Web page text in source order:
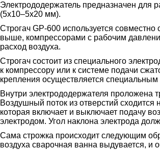
Электрододержатель предназначен для
(5х10–5х20 мм).
Строгач GP-600 используется
выше, компрессорами с рабочим
расход воздуха.
Строгач состоит из специального
к компрессору или к системе подачи
крепления осуществляется специальным
Внутри электрододержателя проложена
Воздушный поток из отверстий
которая включает и выключает подачу
электродом. Угол наклона электрода
Сама строжка происходит следующим
воздуха сварочная ванна выдувается, и